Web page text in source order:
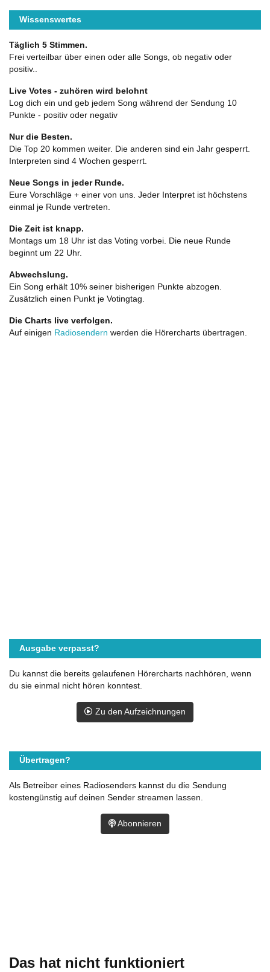
Das hat nicht funktioniert
Wissenswertes
Täglich 5 Stimmen.
Frei verteilbar über einen oder alle Songs, ob negativ oder
positiv..
Live Votes - zuhören wird belohnt
Log dich ein und geb jedem Song während der Sendung 10
Punkte - positiv oder negativ
Nur die Besten.
Die Top 20 kommen weiter. Die anderen sind ein Jahr gesperrt.
Interpreten sind 4 Wochen gesperrt.
Neue Songs in jeder Runde.
Eure Vorschläge + einer von uns. Jeder Interpret ist höchstens
einmal je Runde vertreten.
Die Zeit ist knapp.
Montags um 18 Uhr ist das Voting vorbei. Die neue Runde
beginnt um 22 Uhr.
Abwechslung.
Ein Song erhält 10% seiner bisherigen Punkte abzogen.
Zusätzlich einen Punkt je Votingtag.
Die Charts live verfolgen.
Auf einigen Radiosendern werden die Hörercharts übertragen.
Ausgabe verpasst?
Du kannst die bereits gelaufenen Hörercharts nachhören, wenn
du sie einmal nicht hören konntest.
Zu den Aufzeichnungen
Übertragen?
Als Betreiber eines Radiosenders kannst du die Sendung
kostengünstig auf deinen Sender streamen lassen.
Abonnieren